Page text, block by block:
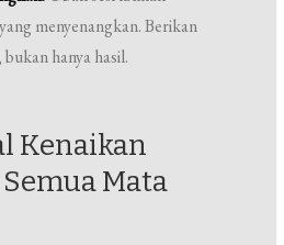
menyenangkan. Berikan
hanya hasil.
Kenaikan
Semua Mata